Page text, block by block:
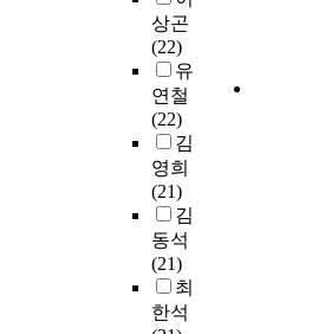
상곤
(22)
유
연철
(22)
김
영희
(21)
김
동석
(21)
최
한석